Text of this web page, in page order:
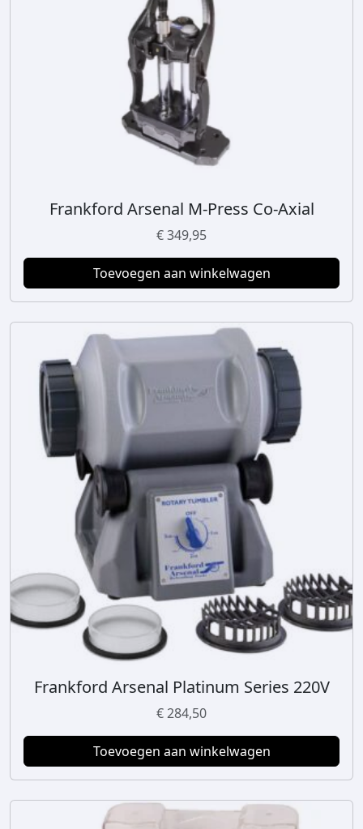
Frankford Arsenal M-Press Co-Axial
€349,95
Toevoegen aan winkelwagen
Frankford Arsenal Platinum Series 220V
€284,50
Toevoegen aan winkelwagen